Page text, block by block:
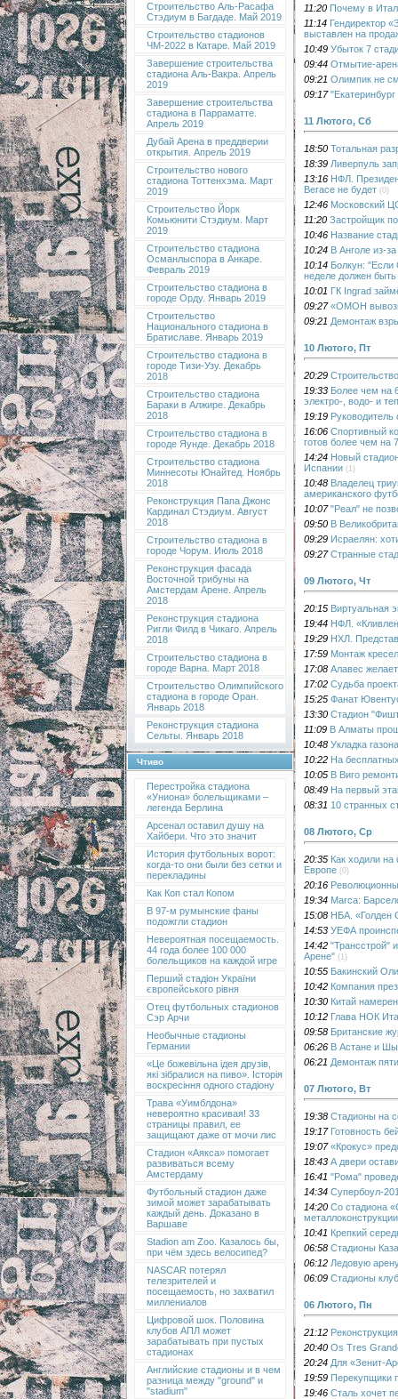
Строительство Аль-Расафа
Стэдиум в Багдаде. Май 2019
Строительство стадионов
ЧМ-2022 в Катаре. Май 2019
Завершение строительства
стадиона Аль-Вакра. Апрель
2019
Завершение строительства
стадиона в Парраматте.
Апрель 2019
Дубай Арена в преддверии
открытия. Апрель 2019
Строительство нового
стадиона Тоттенхэма. Март
2019
Строительство Йорк
Комьюнити Стэдиум. Март
2019
Строительство стадиона
Османлыспора в Анкаре.
Февраль 2019
Строительство стадиона в
городе Орду. Январь 2019
Строительство
Национального стадиона в
Братиславе. Январь 2019
Строительство стадиона в
городе Тизи-Узу. Декабрь
2018
Строительство стадиона
Бараки в Алжире. Декабрь
2018
Строительство стадиона в
городе Яунде. Декабрь 2018
Строительство стадиона
Миннесоты Юнайтед. Ноябрь
2018
Реконструкция Папа Джонс
Кардинал Стэдиум. Август
2018
Строительство стадиона в
городе Чорум. Июль 2018
Реконструкция фасада
Восточной трибуны на
Амстердам Арене. Апрель
2018
Реконструкция стадиона
Ригли Филд в Чикаго. Апрель
2018
Строительство стадиона в
городе Варна. Март 2018
Строительство Олимпийского
стадиона в городе Оран.
Январь 2018
Реконструкция стадиона
Сельты. Январь 2018
Чтиво
Перестройка стадиона
«Униона» болельщиками –
легенда Берлина
Арсенал оставил душу на
Хайбери. Что это значит
История футбольных ворот:
когда-то они были без сетки и
перекладины
Как Коп стал Копом
В 97-м румынские фаны
подожгли стадион
Невероятная посещаемость.
44 года более 100 000
болельщиков на каждой игре
Перший стадіон України
європейського рівня
Отец футбольных стадионов
Сэр Арчи
Необычные стадионы
Германии
«Це божевільна ідея друзів,
які зібралися на пиво». Історія
воскресіння одного стадіону
Трава «Уимблдона»
невероятно красивая! 33
страницы правил, ее
защищают даже от мочи лис
Стадион «Аякса» помогает
развиваться всему
Амстердаму
Футбольный стадион даже
зимой может зарабатывать
каждый день. Доказано в
Варшаве
Stadion am Zoo. Казалось бы,
при чём здесь велосипед?
NASCAR потерял
телезрителей и
посещаемость, но захватил
миллениалов
Цифровой шок. Половина
клубов АПЛ может
зарабатывать при пустых
стадионах
Английские стадионы и в чем
разница между "ground" и
"stadium"
11:20 Почему в
11:14 Гендиректор
выставлен на
10:49 Убыток 7
09:44 Отмытие-
09:21 Олимпик не
09:17
11 Лютого, Сб
18:50 Тотальная
18:39 Ливерпуль
13:16 НФЛ.
Вегасе не будет (0)
12:46 Московский
11:20 Застройщик
10:46 Название
10:24 В Анголе из-
10:14 Болкун: "Если
неделе должен быть
10:01 ГК Ingrad
09:27 «ОМОН
09:21 Демонтаж
10 Лютого, Пт
20:29
19:33 Более чем на
электро-, водо- и
19:19 Руководитель
16:06 Спортивный
готов более чем на
14:24 Новый
Испании (1)
10:48 Владелец
американского
10:07 "Реал" не
09:50 В
09:29 Исраелян:
09:27 Странные
09 Лютого, Чт
20:15 Виртуальная
19:44 НФЛ.
19:29 НХЛ.
17:59 Монтаж
17:08 Алавес
17:02 Судьба
15:25 Фанат
13:30 Стадион
11:09 В Алматы
10:48 Укладка
10:22 На
10:05 В Виго
08:49 На первый
08:31 10 странных
08 Лютого, Ср
20:35 Как ходили
Европе (0)
20:16
19:34 Marca:
15:08 НБА. «Голден
14:53 УЕФА
14:42 "Трансстрой"
Арене" (1)
10:55 Бакинский
10:42 Компания
10:30 Китай
10:12 Глава НОК
09:58 Британские
06:26 В Астане и
06:21 Демонтаж
07 Лютого, Вт
19:38 Стадионы на
19:17 Готовность
19:07 «Крокус»
18:43 А двери
16:41 "Рома"
14:34 Супербоул-
14:20 Со стадиона
металлоконструкции
10:41 Крепкий
06:58 Стадионы
06:12 Ледовую
06:09 Стадионы
06 Лютого, Пн
21:12
20:40 Os Tres
20:24 Для «Зенит-
19:59 Перекупщики
19:46 Сталь хочет